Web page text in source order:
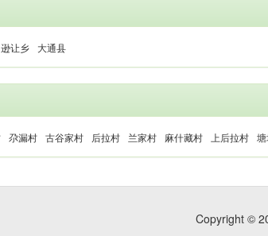
逊让乡 大通县
尕漏村 古谷家村 后拉村 兰家村 麻什藏村 上后拉村
Copyright ©